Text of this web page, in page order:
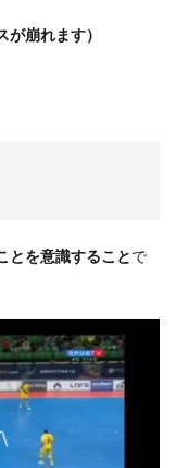
崩れます）
とを意識することで